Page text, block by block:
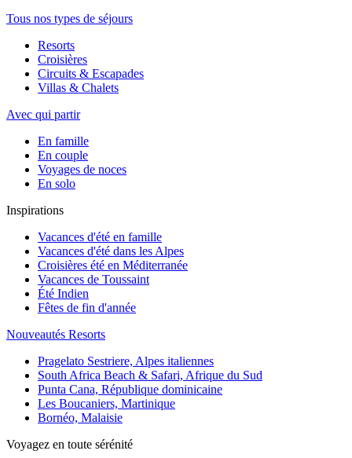
Tous nos types de séjours
Resorts
Croisières
Circuits & Escapades
Villas & Chalets
Avec qui partir
En famille
En couple
Voyages de noces
En solo
Inspirations
Vacances d'été en famille
Vacances d'été dans les Alpes
Croisières été en Méditerranée
Vacances de Toussaint
Été Indien
Fêtes de fin d'année
Nouveautés Resorts
Pragelato Sestriere, Alpes italiennes
South Africa Beach & Safari, Afrique du Sud
Punta Cana, République dominicaine
Les Boucaniers, Martinique
Bornéo, Malaisie
Voyagez en toute sérénité